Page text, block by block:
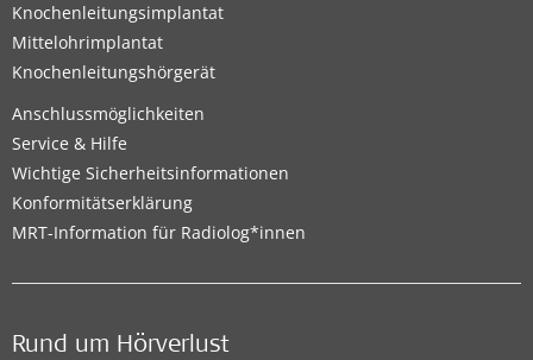
Knochenleitungsimplantat
Mittelohrimplantat
Knochenleitungshörgerät
Anschlussmöglichkeiten
Service & Hilfe
Wichtige Sicherheitsinformationen
Konformitätserklärung
MRT-Information für Radiolog*innen
Rund um Hörverlust